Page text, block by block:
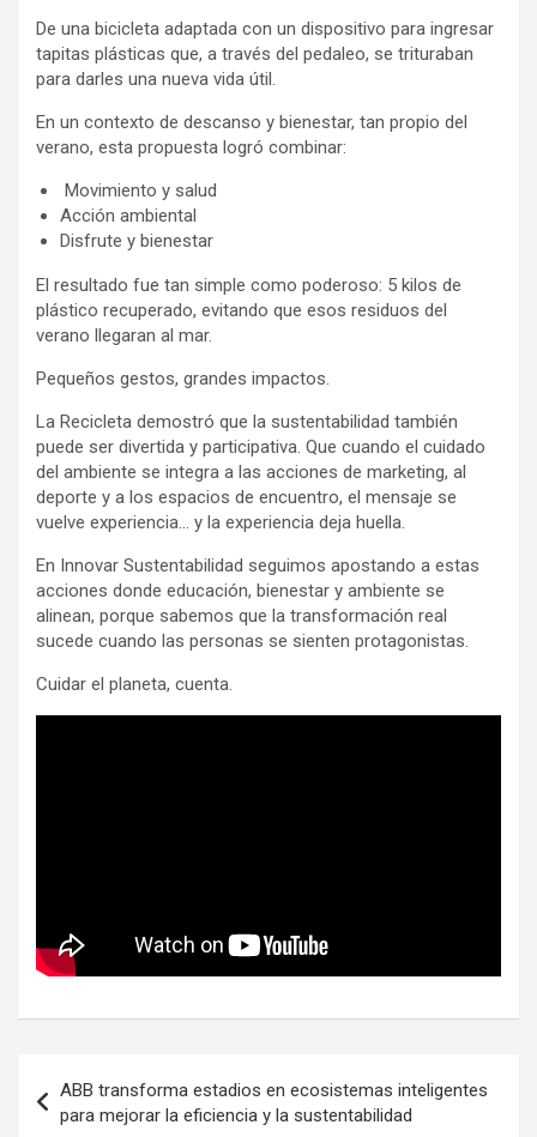
De una bicicleta adaptada con un dispositivo para ingresar
tapitas plásticas que, a través del pedaleo, se trituraban
para darles una nueva vida útil.
En un contexto de descanso y bienestar, tan propio del
verano, esta propuesta logró combinar:
Movimiento y salud
Acción ambiental
Disfrute y bienestar
El resultado fue tan simple como poderoso: 5 kilos de
plástico recuperado, evitando que esos residuos del
verano llegaran al mar.
Pequeños gestos, grandes impactos.
La Recicleta demostró que la sustentabilidad también
puede ser divertida y participativa. Que cuando el cuidado
del ambiente se integra a las acciones de marketing, al
deporte y a los espacios de encuentro, el mensaje se
vuelve experiencia… y la experiencia deja huella.
En Innovar Sustentabilidad seguimos apostando a estas
acciones donde educación, bienestar y ambiente se
alinean, porque sabemos que la transformación real
sucede cuando las personas se sienten protagonistas.
Cuidar el planeta, cuenta.
de
ABB transforma estadios en ecosistemas inteligentes
para mejorar la eficiencia y la sustentabilidad